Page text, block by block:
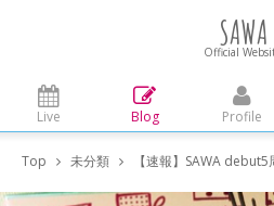
SAWA
Official
Live Blog Profile
Top 未分類 【速報】SAWA debut5周年を記念して連続配